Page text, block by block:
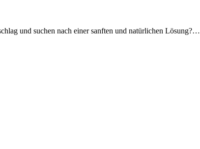
und suchen nach einer sanften und natürlichen Lösung?…